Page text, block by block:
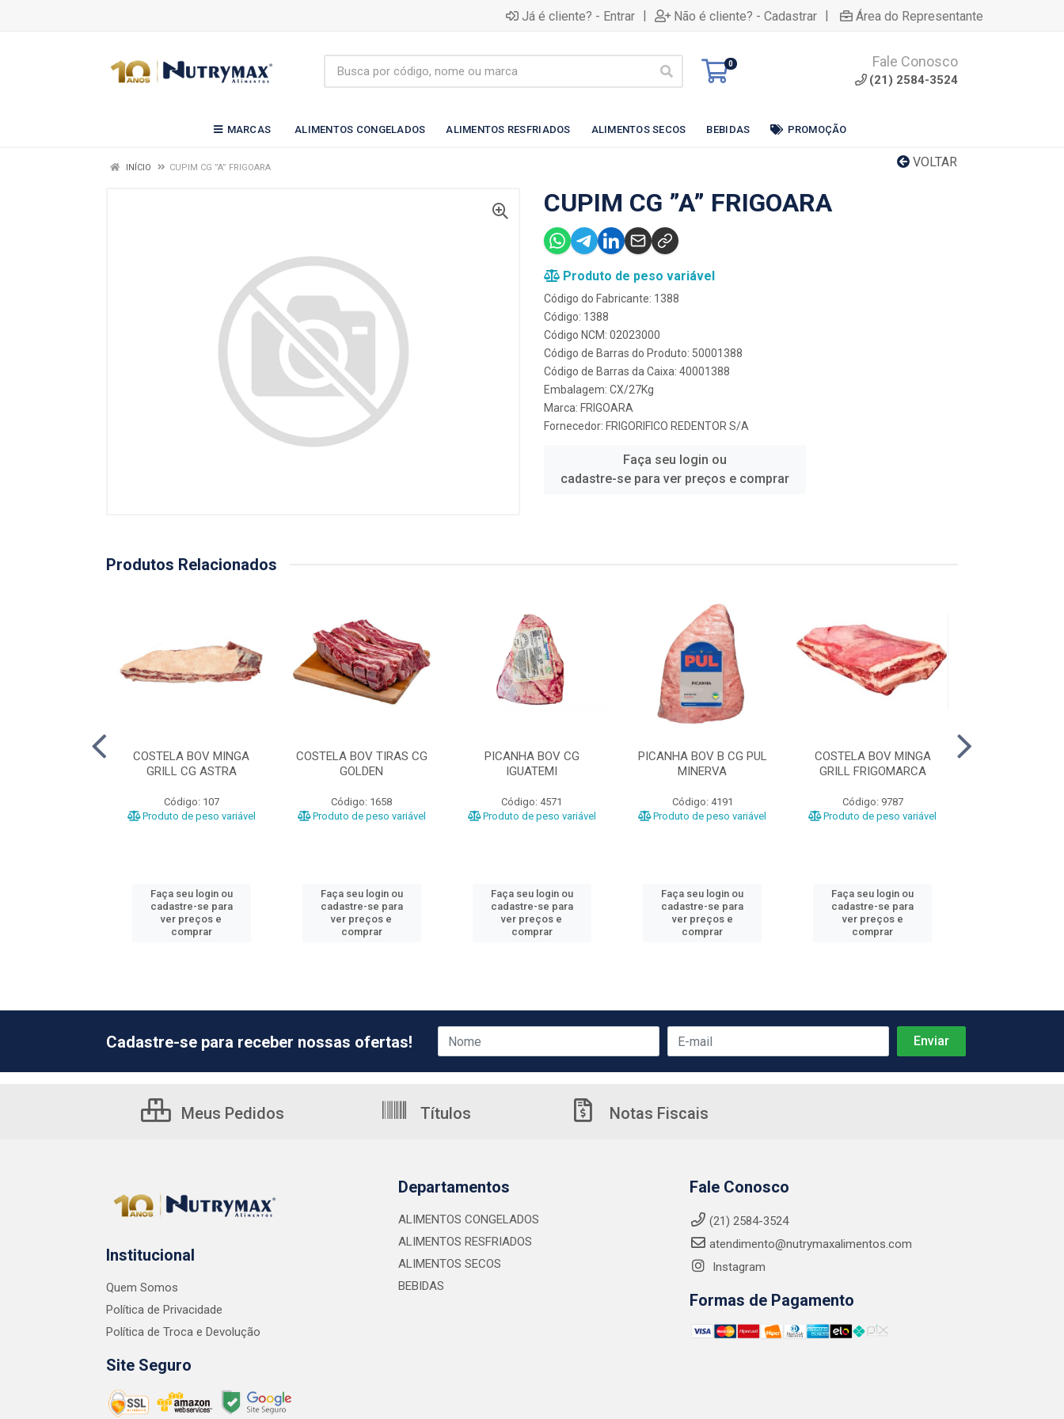
Já é cliente? - Entrar | Não é cliente? - Cadastrar | Área do Representante
0 Fale Conosco
(21) 2584-3524
MARCAS ALIMENTOS CONGELADOS ALIMENTOS RESFRIADOS ALIMENTOS SECOS BEBIDAS PROMOÇÃO
VOLTAR
INÍCIO CUPIM CG ”A” FRIGOARA
CUPIM CG ”A” FRIGOARA
Produto de peso variável
Código do Fabricante: 1388
Código: 1388
Código NCM: 02023000
Código de Barras do Produto: 50001388
Código de Barras da Caixa: 40001388
Embalagem: CX/27Kg
Marca: FRIGOARA
Fornecedor: FRIGORIFICO REDENTOR S/A
Faça seu login ou
cadastre-se para ver preços e comprar
Produtos Relacionados
COSTELA BOV MINGA
GRILL CG ASTRA
Código: 107
Produto de peso variável
Faça seu login ou
cadastre-se para
ver preços e
comprar
COSTELA BOV TIRAS CG
GOLDEN
Código: 1658
Produto de peso variável
Faça seu login ou
cadastre-se para
ver preços e
comprar
PICANHA BOV CG
IGUATEMI
Código: 4571
Produto de peso variável
Faça seu login ou
cadastre-se para
ver preços e
comprar
PICANHA BOV B CG PUL
MINERVA
Código: 4191
Produto de peso variável
Faça seu login ou
cadastre-se para
ver preços e
comprar
COSTELA BOV MINGA
GRILL FRIGOMARCA
Código: 9787
Produto de peso variável
Faça seu login ou
cadastre-se para
ver preços e
comprar
Cadastre-se para receber nossas ofertas!
Meus Pedidos Títulos Notas Fiscais
Institucional
Quem Somos
Política de Privacidade
Política de Troca e Devolução
Site Seguro
Departamentos
ALIMENTOS CONGELADOS
ALIMENTOS RESFRIADOS
ALIMENTOS SECOS
BEBIDAS
Fale Conosco
(21) 2584-3524
atendimento@nutrymaxalimentos.com
Instagram
Formas de Pagamento